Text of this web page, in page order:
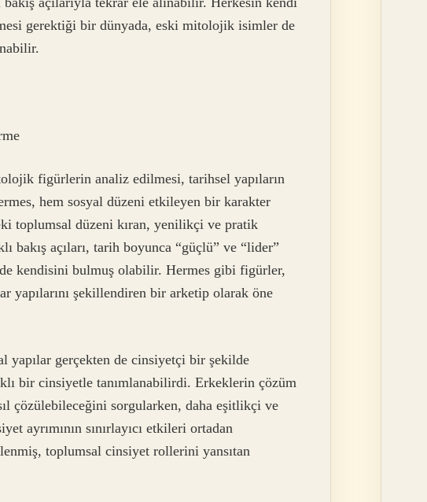
gerektiği bir dünyada, eski mitolojik isimler de
figürlerin analiz edilmesi, tarihsel yapıların
hem sosyal düzeni etkileyen bir karakter
toplumsal düzeni kıran, yenilikçi ve pratik
açıları, tarih boyunca “güçlü” ve “lider”
kendisini bulmuş olabilir. Hermes gibi figürler,
şekillendiren bir arketip olarak öne
yapılar gerçekten de cinsiyetçi bir şekilde
bir cinsiyetle tanımlanabilirdi. Erkeklerin çözüm
çözülebileceğini sorgularken, daha eşitlikçi ve
ayrımının sınırlayıcı etkileri ortadan
toplumsal cinsiyet rollerini yansıtan